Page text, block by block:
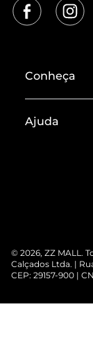
Conheça
Termos de
Cartão
Ajuda
Compre
© 2026, ZZ MALL.
Calçados Ltda. |
CEP: 29157-900 |